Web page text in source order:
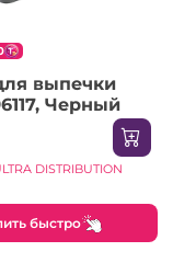
выпечки
Черный
DISTRIBUTION
быстро